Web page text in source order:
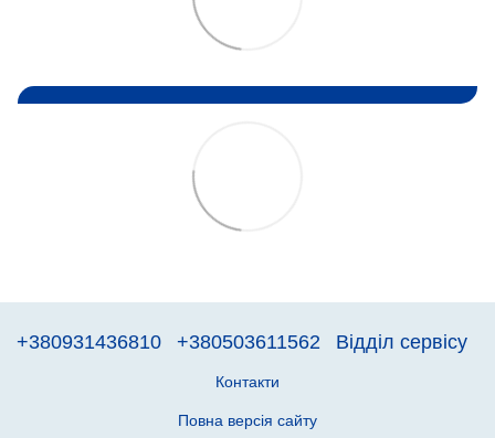
+380931436810 +380503611562 Відділ сервісу
Контакти
Повна версія сайту